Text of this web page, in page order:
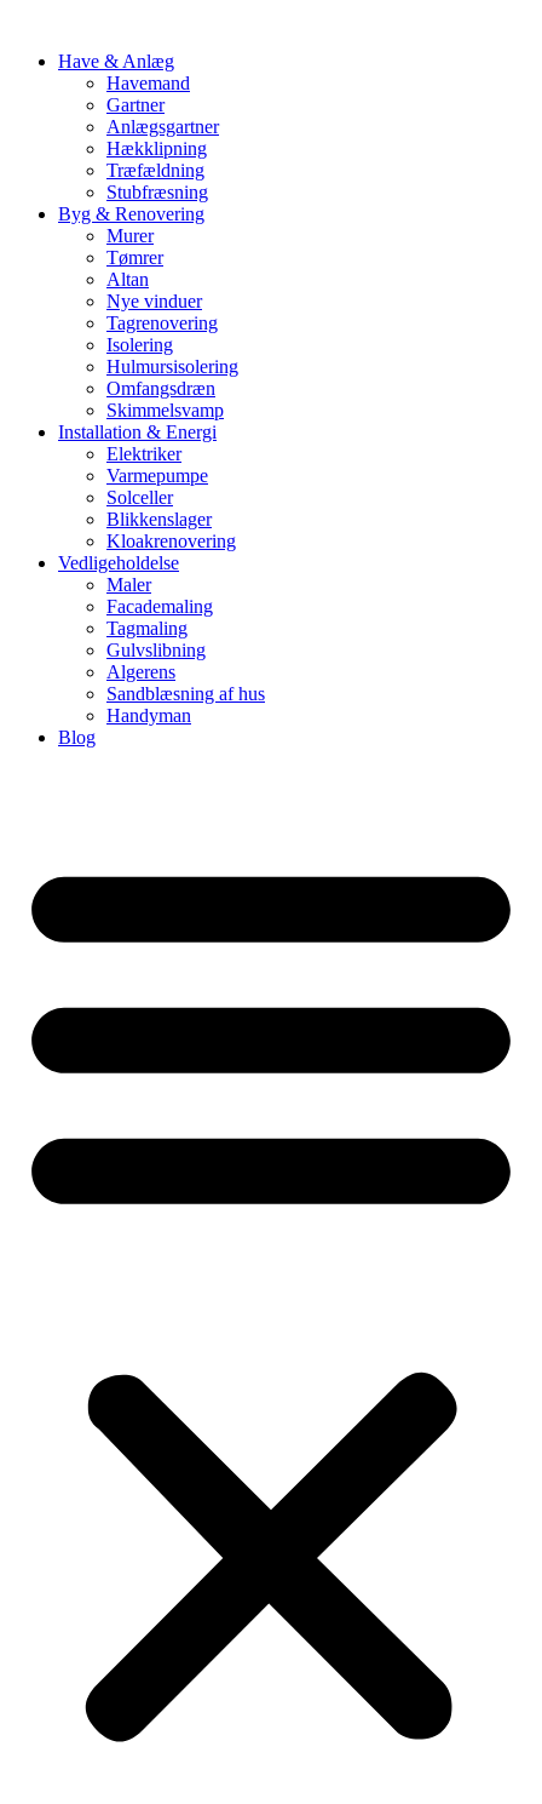
Have & Anlæg
Havemand
Gartner
Anlægsgartner
Hækklipning
Træfældning
Stubfræsning
Byg & Renovering
Murer
Tømrer
Altan
Nye vinduer
Tagrenovering
Isolering
Hulmursisolering
Omfangsdræn
Skimmelsvamp
Installation & Energi
Elektriker
Varmepumpe
Solceller
Blikkenslager
Kloakrenovering
Vedligeholdelse
Maler
Facademaling
Tagmaling
Gulvslibning
Algerens
Sandblæsning af hus
Handyman
Blog